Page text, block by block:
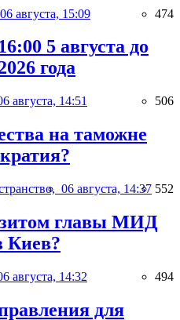
06 августа, 15:09 474
5 августа до
года
августа, 14:51 506
на таможне
06 августа, 14:37 552
главы МИД
Киев?
августа, 14:32 494
для